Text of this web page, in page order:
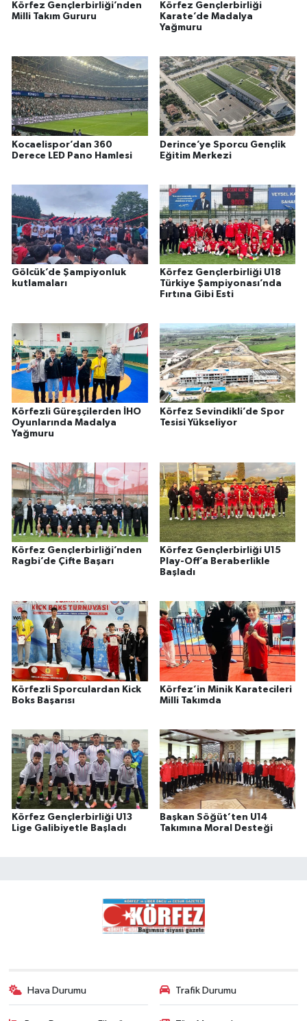
Körfez Gençlerbirliği’nden
Milli Takım Gururu
Körfez Gençlerbirliği
Karate’de Madalya
Yağmuru
Kocaelispor’dan 360
Derece LED Pano Hamlesi
Derince’ye Sporcu Gençlik
Eğitim Merkezi
Gölcük’de Şampiyonluk
kutlamaları
Körfez Gençlerbirliği U18
Türkiye Şampiyonası’nda
Fırtına Gibi Esti
Körfezli Güreşçilerden İHO
Oyunlarında Madalya
Yağmuru
Körfez Sevindikli’de Spor
Tesisi Yükseliyor
Körfez Gençlerbirliği’nden
Ragbi’de Çifte Başarı
Körfez Gençlerbirliği U15
Play-Off’a Beraberlikle
Başladı
Körfezli Sporculardan Kick
Boks Başarısı
Körfez’in Minik Karatecileri
Milli Takımda
Körfez Gençlerbirliği U13
Lige Galibiyetle Başladı
Başkan Söğüt’ten U14
Takımına Moral Desteği
Hava Durumu Trafik Durumu